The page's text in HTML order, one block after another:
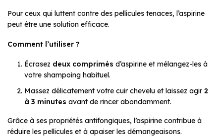
Pour ceux qui luttent contre des pellicules tenaces, l’aspirine
peut être une solution efficace.
Comment l’utiliser ?
Écrasez deux comprimés d’aspirine et mélangez-les à
votre shampoing habituel.
Massez délicatement votre cuir chevelu et laissez agir 2
à 3 minutes avant de rincer abondamment.
Grâce à ses propriétés antifongiques, l’aspirine contribue à
réduire les pellicules et à apaiser les démangeaisons.